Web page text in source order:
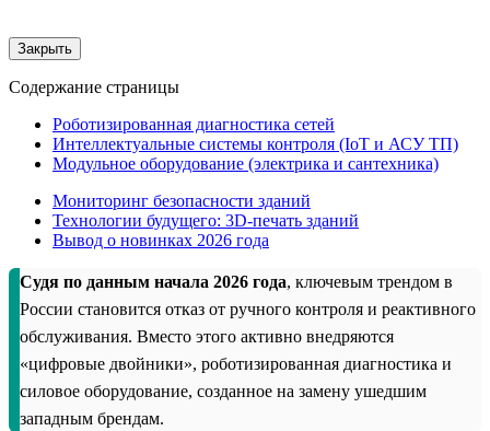
Закрыть
Содержание страницы
Роботизированная диагностика сетей
Интеллектуальные системы контроля (IoT и АСУ ТП)
Модульное оборудование (электрика и сантехника)
Мониторинг безопасности зданий
Технологии будущего: 3D-печать зданий
Вывод о новинках 2026 года
Судя по данным начала 2026 года, ключевым трендом в
России становится отказ от ручного контроля и реактивного
обслуживания. Вместо этого активно внедряются
«цифровые двойники», роботизированная диагностика и
силовое оборудование, созданное на замену ушедшим
западным брендам.